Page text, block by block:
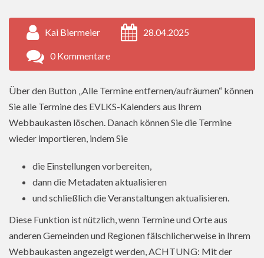
Kai Biermeier 28.04.2025
0 Kommentare
Über den Button „Alle Termine entfernen/aufräumen“ können
Sie alle Termine des EVLKS-Kalenders aus Ihrem
Webbaukasten löschen. Danach können Sie die Termine
wieder importieren, indem Sie
die Einstellungen vorbereiten,
dann die Metadaten aktualisieren
und schließlich die Veranstaltungen aktualisieren.
Diese Funktion ist nützlich, wenn Termine und Orte aus
anderen Gemeinden und Regionen fälschlicherweise in Ihrem
Webbaukasten angezeigt werden, ACHTUNG: Mit der